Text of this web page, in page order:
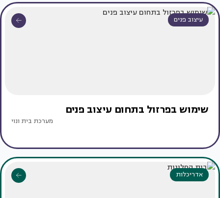
עיצוב פנים
שימוש בפרזול בתחום עיצוב פנים
מערכת בית ונוי
אדריכלות